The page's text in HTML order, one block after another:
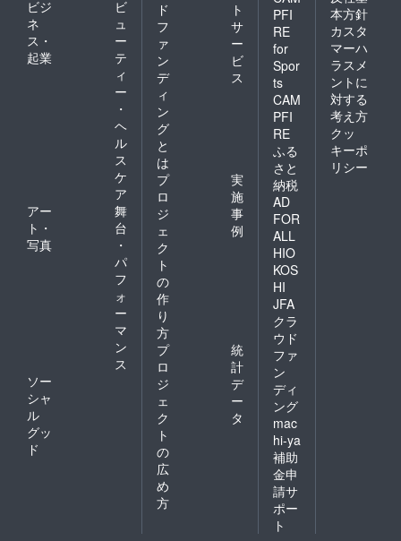
ビジ
ネ
ス・
起業
ビ
ュ
ー
テ
ィ
ー
・
ヘ
ル
ス
ケ
ア
アー
ト・
写真
舞
台
・
パ
フ
ォ
ー
マ
ン
ス
ソー
シャ
ル
グッ
ド
ド
フ
ァ
ン
デ
ィ
ン
グ
と
は
ト
サ
ー
ビ
ス
プ
ロ
ジ
ェ
ク
ト
の
作
り
方
実
施
事
例
プ
ロ
ジ
ェ
ク
ト
の
広
め
方
統
計
デ
ー
タ
PFI
RE
for
Spor
ts
CAM
PFI
RE
ふる
さと
納税
AD
FOR
ALL
HIO
KOS
HI
JFA
クラ
ウド
ファ
ン
ディ
ング
mac
hi-ya
補助
金申
請サ
ポー
ト
本方針
カスタ
マーハ
ラスメ
ントに
対する
考え方
クッ
キーポ
リシー